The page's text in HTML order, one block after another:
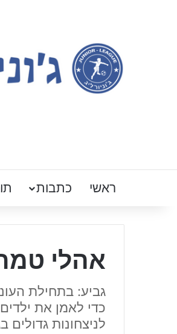
ראשי כתבות
אהלי
גביע: בתחילת
כדי לאמן את
לניצחונות גדולים